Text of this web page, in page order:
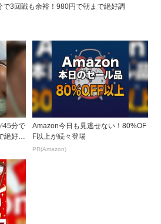
で3回戦も余裕！980円で朝まで絶好調
45分で
絶好
Amazon今日も見逃せない！80%OF
F以上が続々登場
PR(Amazon)